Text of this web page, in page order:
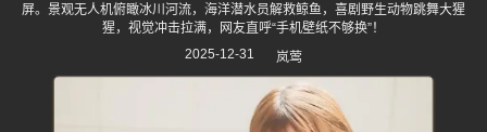
屏。景观无人机俯瞰冰川河流，海洋潜水员解救鲸鱼，喜剧野生动物跳舞大猩
猩，视觉冲击拉满，网友直呼“手机壁纸不够换”！
2025-12-31
岚莺